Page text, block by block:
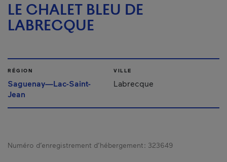
LE CHALET BLEU DE
LABRECQUE
RÉGION
Saguenay—Lac-Saint-
Jean
VILLE
Labrecque
Numéro d’enregistrement d’hébergement : 323649